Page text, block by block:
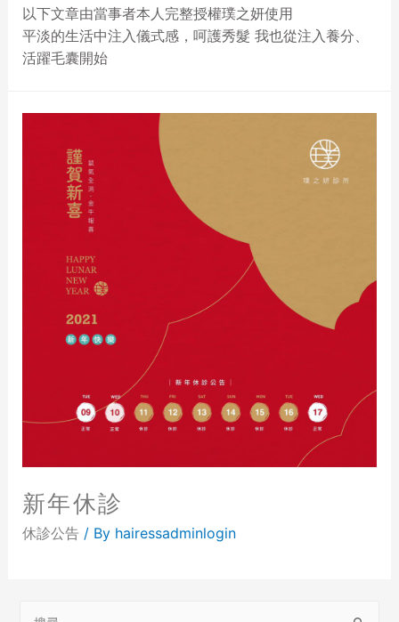
以下文章由當事者本人完整授權璞之妍使用
平淡的生活中注入儀式感，呵護秀髮 我也從注入養分、
活躍毛囊開始
新年休診
休診公告 / By hairessadminlogin